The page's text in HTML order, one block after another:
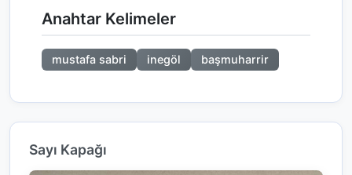
Anahtar Kelimeler
mustafa sabri inegöl başmuharrir
Sayı Kapağı